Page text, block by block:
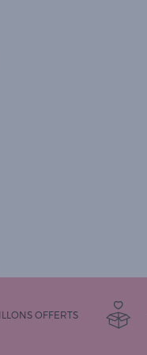
OFFERTS